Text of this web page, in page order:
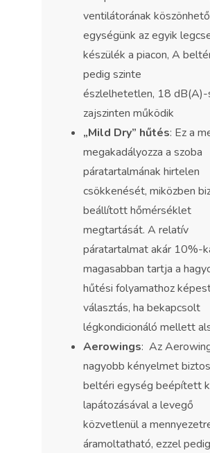
ventilátorának
egységünk az egyik
készülék a piacon, A
pedig szinte
észlelhetetlen, 18 dB(A)-
zajszinten működik
„Mild Dry” hűtés: Ez a
megakadályozza a szoba
páratartalmának hirtelen
csökkenését, miközben
beállított hőmérséklet
megtartását. A relatív
páratartalmat akár 10%-
magasabban tartja a
hűtési folyamathoz
választás, ha bekapcsolt
légkondicionáló mellett
Aerowings: Az
nagyobb kényelmet
beltéri egység beépített
lapátozásával a levegő
közvetlenül a
áramoltatható, ezzel pedig